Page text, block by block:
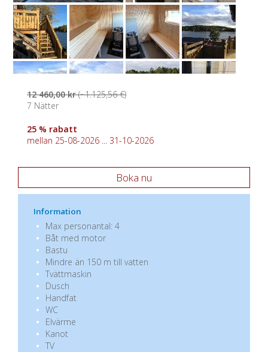
12 460,00 kr(~1.125,56 €)
7 Nätter
25 % rabatt
mellan 25-08-2026 ... 31-10-2026
Boka nu
Information
Max personantal: 4
Båt med motor
Bastu
Mindre än 150 m till vatten
Tvättmaskin
Dusch
Handfat
WC
Elvärme
Kanot
TV